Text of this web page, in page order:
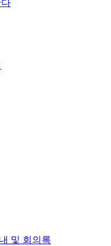
및 회의록